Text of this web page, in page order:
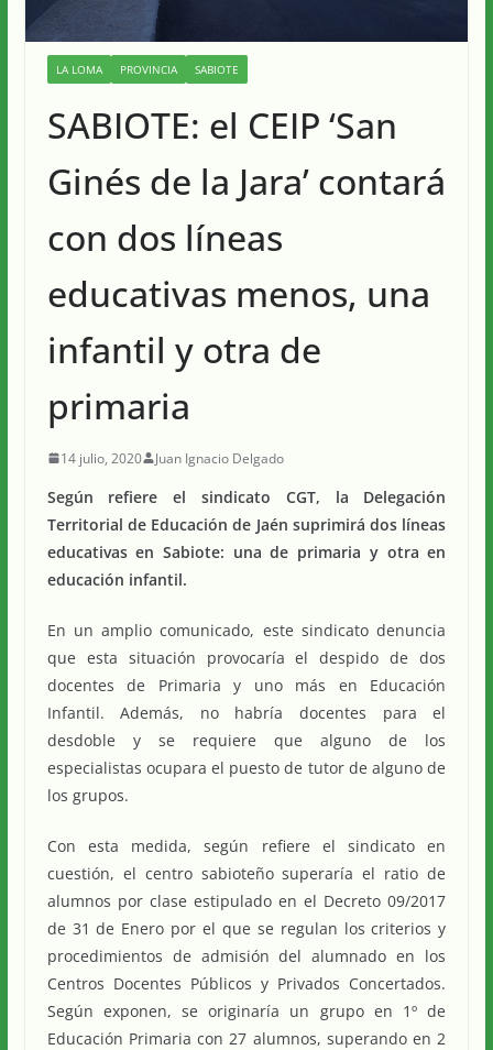
LA LOMA PROVINCIA SABIOTE
SABIOTE: el CEIP ‘San
Ginés de la Jara’ contará
con dos líneas
educativas menos, una
infantil y otra de
primaria
14 julio, 2020 Juan Ignacio Delgado
Según refiere el sindicato CGT, la Delegación
Territorial de Educación de Jaén suprimirá dos líneas
educativas en Sabiote: una de primaria y otra en
educación infantil.
En un amplio comunicado, este sindicato denuncia
que esta situación provocaría el despido de dos
docentes de Primaria y uno más en Educación
Infantil. Además, no habría docentes para el
desdoble y se requiere que alguno de los
especialistas ocupara el puesto de tutor de alguno de
los grupos.
Con esta medida, según refiere el sindicato en
cuestión, el centro sabioteño superaría el ratio de
alumnos por clase estipulado en el Decreto 09/2017
de 31 de Enero por el que se regulan los criterios y
procedimientos de admisión del alumnado en los
Centros Docentes Públicos y Privados Concertados.
Según exponen, se originaría un grupo en 1º de
Educación Primaria con 27 alumnos, superando en 2